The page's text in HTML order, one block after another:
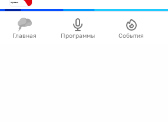
Главная Программы События